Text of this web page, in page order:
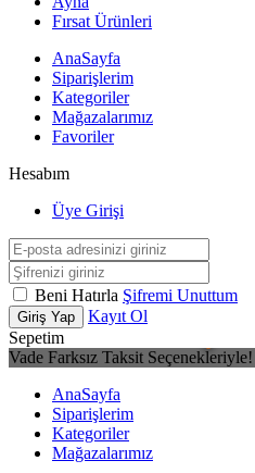
Fırsat Ürünleri
AnaSayfa
Siparişlerim
Kategoriler
Mağazalarımız
Favoriler
Hesabım
Üye Girişi
Beni Hatırla Şifremi Unuttum
Giriş Yap
Kayıt Ol
Sepetim
Vade Farksız Taksit Seçenekleriyle!
AnaSayfa
Siparişlerim
Kategoriler
Mağazalarımız